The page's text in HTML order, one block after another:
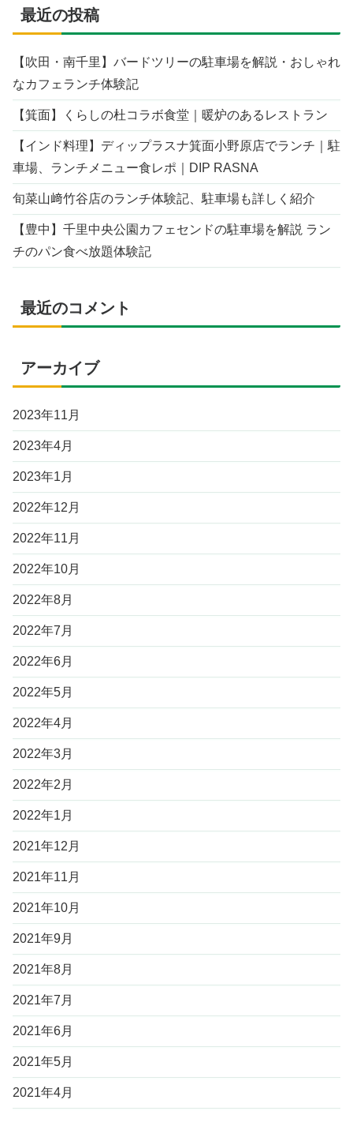
最近の投稿
【吹田・南千里】バードツリーの駐車場を解説・おしゃれ
なカフェランチ体験記
【箕面】くらしの杜コラボ食堂｜暖炉のあるレストラン
【インド料理】ディップラスナ箕面小野原店でランチ｜駐
車場、ランチメニュー食レポ｜DIP RASNA
旬菜山﨑竹谷店のランチ体験記、駐車場も詳しく紹介
【豊中】千里中央公園カフェセンドの駐車場を解説 ラン
チのパン食べ放題体験記
最近のコメント
アーカイブ
2023年11月
2023年4月
2023年1月
2022年12月
2022年11月
2022年10月
2022年8月
2022年7月
2022年6月
2022年5月
2022年4月
2022年3月
2022年2月
2022年1月
2021年12月
2021年11月
2021年10月
2021年9月
2021年8月
2021年7月
2021年6月
2021年5月
2021年4月